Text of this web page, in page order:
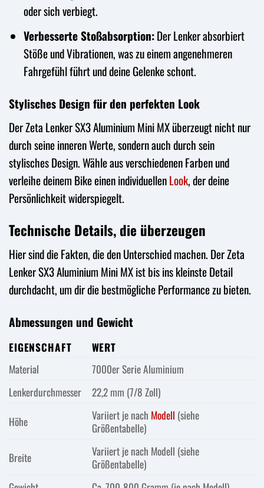
oder sich verbiegt.
Verbesserte Stoßabsorption:Der Lenker absorbiert
Stöße und Vibrationen, was zu einem angenehmeren
Fahrgefühl führt und deine Gelenke schont.
Stylisches Design für den perfekten Look
Der Zeta Lenker SX3 Aluminium Mini MX überzeugt nicht nur
durch seine inneren Werte, sondern auch durch sein
stylisches Design. Wähle aus verschiedenen Farben und
verleihe deinem Bike einen individuellenLook, der deine
Persönlichkeit widerspiegelt.
Technische Details, die überzeugen
Hier sind die Fakten, die den Unterschied machen. Der Zeta
Lenker SX3 Aluminium Mini MX ist bis ins kleinste Detail
durchdacht, um dir die bestmögliche Performance zu bieten.
Abmessungen und Gewicht
EIGENSCHAFT
WERT
Material
7000er Serie Aluminium
Lenkerdurchmesser
22,2 mm (7/8 Zoll)
Höhe
Variiert je nach Modell (siehe
Größentabelle)
Breite
Variiert je nach Modell (siehe
Größentabelle)